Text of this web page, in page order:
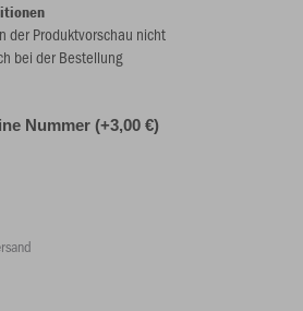
der Produktvorschau nicht
bei der Bestellung
Nummer (+3,00 €)